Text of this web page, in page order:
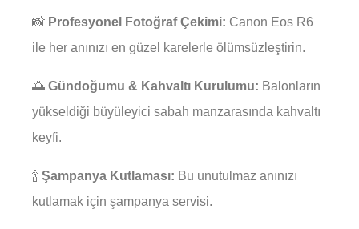
📸 Profesyonel Fotoğraf Çekimi: Canon Eos R6
ile her anınızı en güzel karelerle ölümsüzleştirin.
🌅 Gündoğumu & Kahvaltı Kurulumu: Balonların
yükseldiği büyüleyici sabah manzarasında kahvaltı
keyfi.
🍾 Şampanya Kutlaması: Bu unutulmaz anınızı
kutlamak için şampanya servisi.